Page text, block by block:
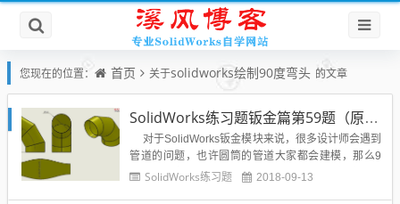
您现在的位置： 首页 关于solidworks绘制90度弯头 的文章
SolidWorks练习题钣金篇第59题（原创）带视频答案模型
对于SolidWorks钣金模块来说，很多设计师会遇到
管道的问题，也许圆筒的管道大家都会建模，那么9
0°直角的弯头你会吗？下面这节SolidWorks钣金练习
SolidWorks练习题 2018-09-13